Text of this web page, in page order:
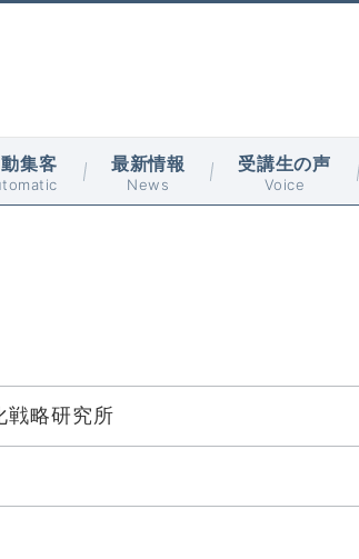
集客 最新情報
News
受講生の声
Voice
戦略研究所